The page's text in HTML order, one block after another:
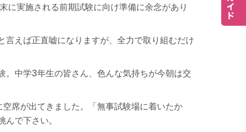
実施される前期試験に向け準備に余念があり
えば正直嘘になりますが、全力で取り組むだけ
中学3年生の皆さん、色んな気持ちが今朝は交
席が出てきました。「無事試験場に着いたか
で下さい。